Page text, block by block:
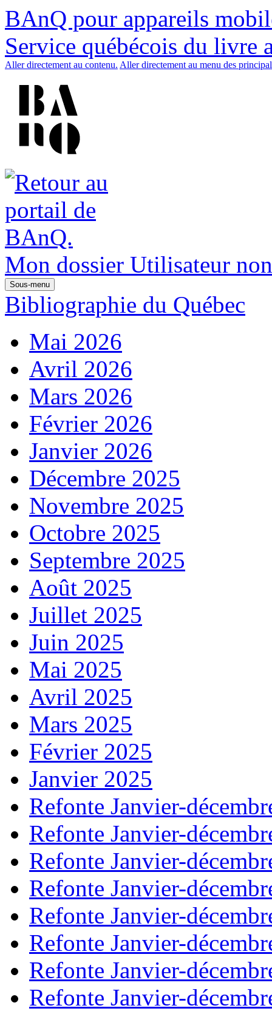
BAnQ pour appareils
Service québécois du livre
Aller directement au contenu. Aller directement au menu des
Mon dossier Utilisateur
Sous-menu
Bibliographie du Québec
Mai 2026
Avril 2026
Mars 2026
Février 2026
Janvier 2026
Décembre 2025
Novembre 2025
Octobre 2025
Septembre 2025
Août 2025
Juillet 2025
Juin 2025
Mai 2025
Avril 2025
Mars 2025
Février 2025
Janvier 2025
Refonte Janvier-
Refonte Janvier-
Refonte Janvier-
Refonte Janvier-
Refonte Janvier-
Refonte Janvier-
Refonte Janvier-
Refonte Janvier-